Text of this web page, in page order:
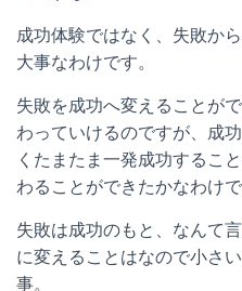
成功体験ではなく、失敗か
大事なわけです。
失敗を成功へ変えることが
わっていけるのですが、成
くたまたま一発成功するこ
わることができたかなわけで
失敗は成功のもと、なんて
に変えることはなので小さ
事。